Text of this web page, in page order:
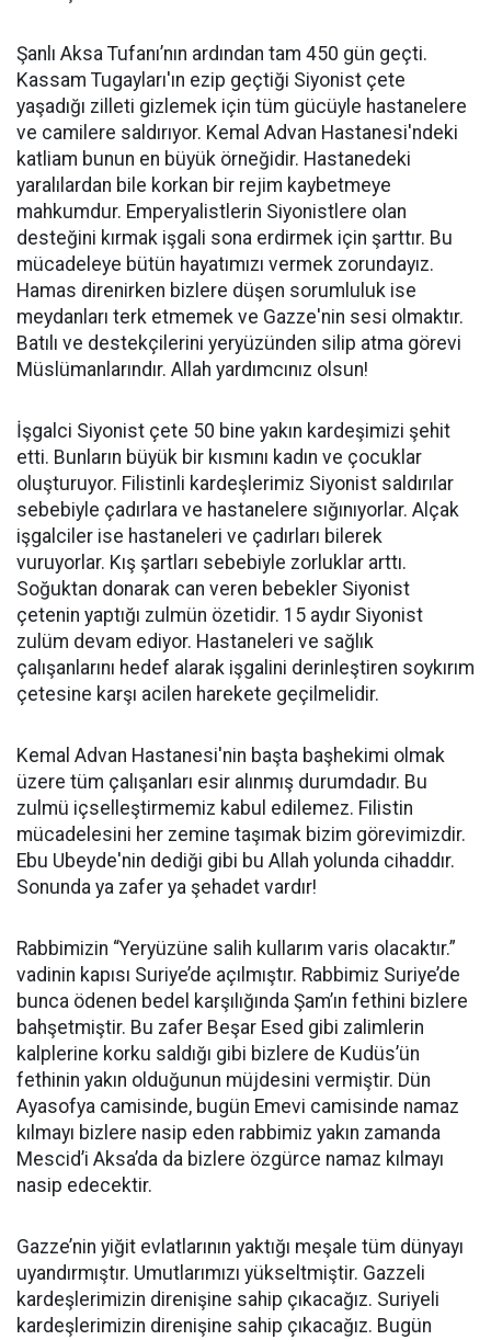
Şanlı Aksa Tufanı’nın ardından tam 450 gün geçti.
Kassam Tugayları'ın ezip geçtiği Siyonist çete
yaşadığı zilleti gizlemek için tüm gücüyle hastanelere
ve camilere saldırıyor. Kemal Advan Hastanesi'ndeki
katliam bunun en büyük örneğidir. Hastanedeki
yaralılardan bile korkan bir rejim kaybetmeye
mahkumdur. Emperyalistlerin Siyonistlere olan
desteğini kırmak işgali sona erdirmek için şarttır. Bu
mücadeleye bütün hayatımızı vermek zorundayız.
Hamas direnirken bizlere düşen sorumluluk ise
meydanları terk etmemek ve Gazze'nin sesi olmaktır.
Batılı ve destekçilerini yeryüzünden silip atma görevi
Müslümanlarındır. Allah yardımcınız olsun!
İşgalci Siyonist çete 50 bine yakın kardeşimizi şehit
etti. Bunların büyük bir kısmını kadın ve çocuklar
oluşturuyor. Filistinli kardeşlerimiz Siyonist saldırılar
sebebiyle çadırlara ve hastanelere sığınıyorlar. Alçak
işgalciler ise hastaneleri ve çadırları bilerek
vuruyorlar. Kış şartları sebebiyle zorluklar arttı.
Soğuktan donarak can veren bebekler Siyonist
çetenin yaptığı zulmün özetidir. 15 aydır Siyonist
zulüm devam ediyor. Hastaneleri ve sağlık
çalışanlarını hedef alarak işgalini derinleştiren soykırım
çetesine karşı acilen harekete geçilmelidir.
Kemal Advan Hastanesi'nin başta başhekimi olmak
üzere tüm çalışanları esir alınmış durumdadır. Bu
zulmü içselleştirmemiz kabul edilemez. Filistin
mücadelesini her zemine taşımak bizim görevimizdir.
Ebu Ubeyde'nin dediği gibi bu Allah yolunda cihaddır.
Sonunda ya zafer ya şehadet vardır!
Rabbimizin “Yeryüzüne salih kullarım varis olacaktır.”
vadinin kapısı Suriye’de açılmıştır. Rabbimiz Suriye’de
bunca ödenen bedel karşılığında Şam’ın fethini bizlere
bahşetmiştir. Bu zafer Beşar Esed gibi zalimlerin
kalplerine korku saldığı gibi bizlere de Kudüs’ün
fethinin yakın olduğunun müjdesini vermiştir. Dün
Ayasofya camisinde, bugün Emevi camisinde namaz
kılmayı bizlere nasip eden rabbimiz yakın zamanda
Mescid’i Aksa’da da bizlere özgürce namaz kılmayı
nasip edecektir.
Gazze’nin yiğit evlatlarının yaktığı meşale tüm dünyayı
uyandırmıştır. Umutlarımızı yükseltmiştir. Gazzeli
kardeşlerimizin direnişine sahip çıkacağız. Suriyeli
kardeşlerimizin direnişine sahip çıkacağız. Bugün